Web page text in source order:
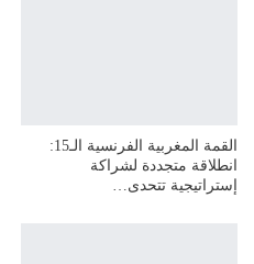
القمة المغربية الفرنسية الـ15:
انطلاقة متجددة لشراكة
إستراتيجية تتحدى…